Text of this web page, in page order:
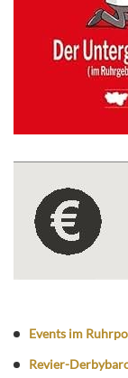
Events im
Revier-